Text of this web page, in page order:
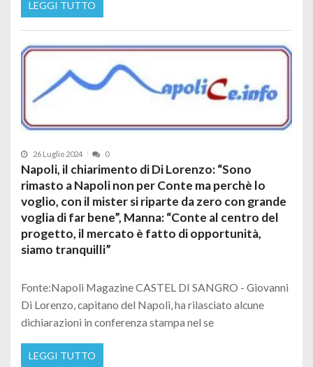
LEGGI TUTTO
26 Luglio 2024 0
Napoli, il chiarimento di Di Lorenzo: “Sono
rimasto a Napoli non per Conte ma perchè lo
voglio, con il mister si riparte da zero con grande
voglia di far bene”, Manna: “Conte al centro del
progetto, il mercato è fatto di opportunità,
siamo tranquilli”
Fonte:Napoli Magazine CASTEL DI SANGRO - Giovanni
Di Lorenzo, capitano del Napoli, ha rilasciato alcune
dichiarazioni in conferenza stampa nel se
LEGGI TUTTO